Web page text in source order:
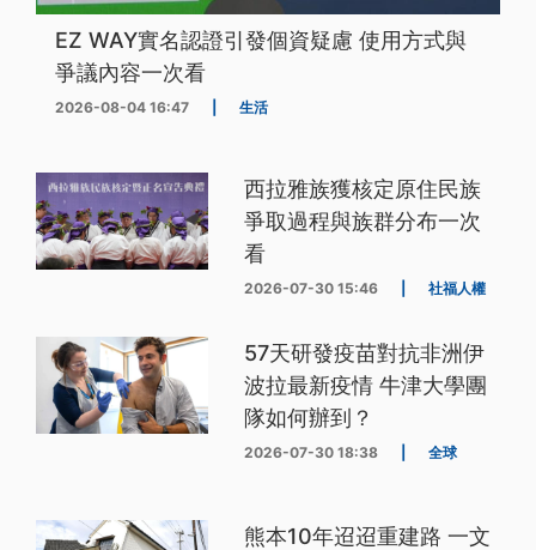
EZ WAY實名認證引發個資疑慮 使用方式與
爭議內容一次看
2026-08-04 16:47 生活
西拉雅族獲核定原住民族
爭取過程與族群分布一次
看
2026-07-30 15:46 社福人權
57天研發疫苗對抗非洲伊
波拉最新疫情 牛津大學團
隊如何辦到？
2026-07-30 18:38 全球
熊本10年迢迢重建路 一文